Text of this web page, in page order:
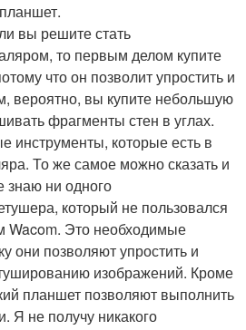
вы решите стать
то первым делом купите
что он позволит упростить и
вероятно, вы купите небольшую
фрагменты стен в углах.
инструменты, которые есть в
То же самое можно сказать и
знаю ни одного
который не пользовался
Это необходимые
они позволяют упростить и
изображений. Кроме
планшет позволяют выполнить
Я не получу никакого